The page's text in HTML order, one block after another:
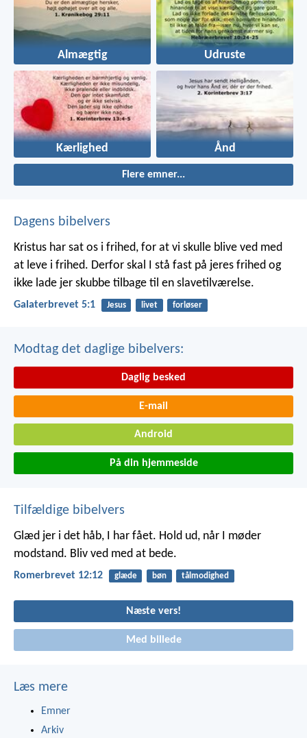
Almægtig Udruste
Kærlighed Ånd
Flere emner...
Dagens bibelvers
Kristus har sat os i frihed, for at vi skulle blive ved med
at leve i frihed. Derfor skal I stå fast på jeres frihed og
ikke lade jer skubbe tilbage til en slavetilværelse.
Galaterbrevet 5:1 Jesus livet forløser
Modtag det daglige bibelvers:
Daglig besked
E-mail
Android
På din hjemmeside
Tilfældige bibelvers
Glæd jer i det håb, I har fået. Hold ud, når I møder
modstand. Bliv ved med at bede.
Romerbrevet 12:12 glæde bøn tålmodighed
Næste vers!
Med billede
Læs mere
Emner
Arkiv